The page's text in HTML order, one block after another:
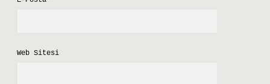
Web Sitesi